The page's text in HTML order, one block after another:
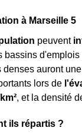
à Marseille 5
peuvent
auront
lors de
, et la densité
ils répartis ?